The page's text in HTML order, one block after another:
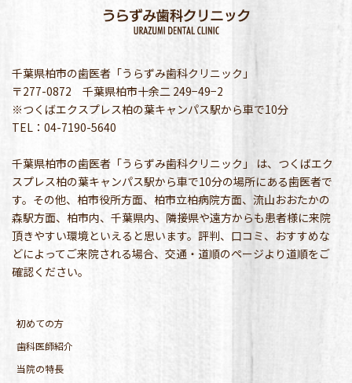
千葉県柏市の歯医者「うらずみ歯科クリニック」
〒277-0872 千葉県柏市十余二 249−49−2
※つくばエクスプレス柏の葉キャンパス駅から車で10分
TEL：04-7190-5640
千葉県柏市の歯医者「うらずみ歯科クリニック」 は、つくばエク
スプレス柏の葉キャンパス駅から車で10分の場所にある歯医者で
す。その他、柏市役所方面、柏市立柏病院方面、流山おおたかの
森駅方面、柏市内、千葉県内、隣接県や遠方からも患者様に来院
頂きやすい環境といえると思います。評判、口コミ、おすすめな
どによってご来院される場合、交通・道順のページより道順をご
確認ください。
初めての方
歯科医師紹介
当院の特長